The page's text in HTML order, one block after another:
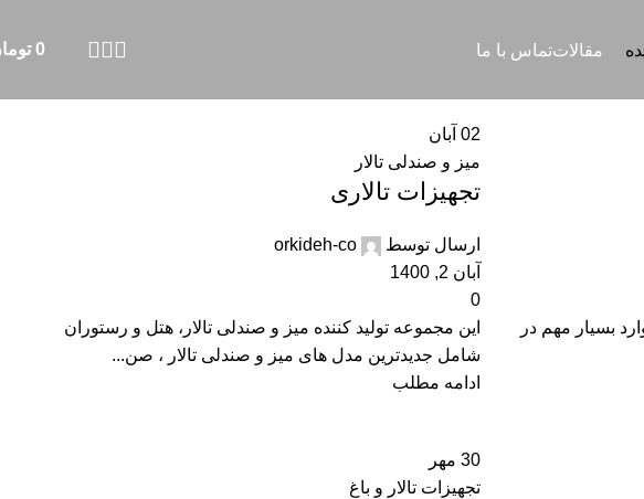
مقالاتتماس با ما 0
بسیار مهم در
02 آبان
میز و صندلی تالار
تجهیزات تالاری
ارسال توسط
orkideh-co
آبان 2, 1400
0
این مجموعه تولید کننده میز و صندلی تالار، هتل و رستوران
شامل جدیدترین مدل های میز و صندلی تالار ، صن...
ادامه مطلب
30 مهر
تجهیزات تالار و باغ